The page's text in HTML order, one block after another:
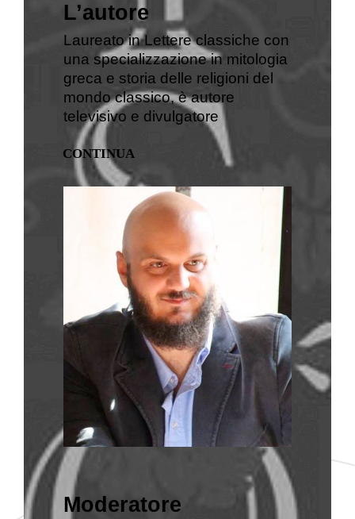
L’autore
Laureato in Lettere classiche con
una specializzazione in mitologia
greca e storia delle religioni del
mondo classico, è autore
televisivo e divulgatore
CONTINUA
Moderatore